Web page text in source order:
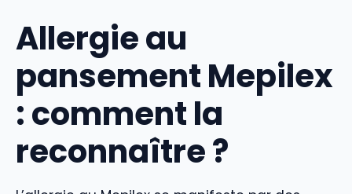
Allergie au
pansement Mepilex
: comment la
reconnaître ?